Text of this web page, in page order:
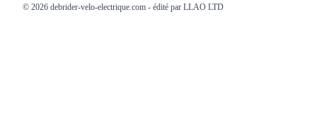
© 2026 debrider-velo-electrique.com - édité par LLAO LTD